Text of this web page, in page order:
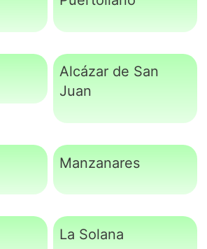
Alcázar de San
Juan
Manzanares
La Solana